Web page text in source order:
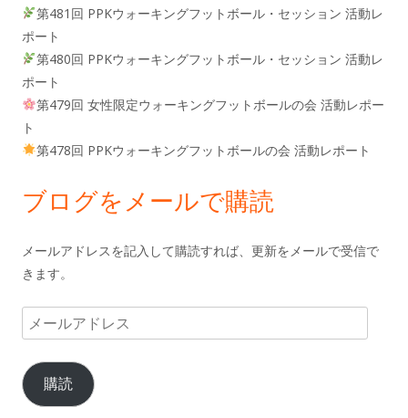
第481回 PPKウォーキングフットボール・セッション 活動レ
ポート
第480回 PPKウォーキングフットボール・セッション 活動レ
ポート
第479回 女性限定ウォーキングフットボールの会 活動レポー
ト
第478回 PPKウォーキングフットボールの会 活動レポート
ブログをメールで購読
メールアドレスを記入して購読すれば、更新をメールで受信で
きます。
ー
ル
ア
ド
購読